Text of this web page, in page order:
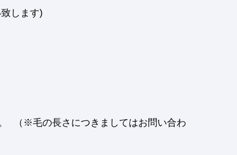
します)
（※毛の長さにつきましてはお問い合わ